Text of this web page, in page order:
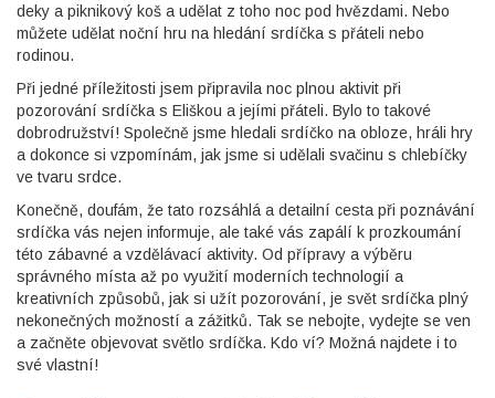
deky a piknikový koš a udělat z toho noc pod hvězdami. Nebo
můžete udělat noční hru na hledání srdíčka s přáteli nebo
rodinou.
Při jedné příležitosti jsem připravila noc plnou aktivit při
pozorování srdíčka s Eliškou a jejími přáteli. Bylo to takové
dobrodružství! Společně jsme hledali srdíčko na obloze, hráli hry
a dokonce si vzpomínám, jak jsme si udělali svačinu s chlebíčky
ve tvaru srdce.
Konečně, doufám, že tato rozsáhlá a detailní cesta při poznávání
srdíčka vás nejen informuje, ale také vás zapálí k prozkoumání
této zábavné a vzdělávací aktivity. Od přípravy a výběru
správného místa až po využití moderních technologií a
kreativních způsobů, jak si užít pozorování, je svět srdíčka plný
nekonečných možností a zážitků. Tak se nebojte, vydejte se ven
a začněte objevovat světlo srdíčka. Kdo ví? Možná najdete i to
své vlastní!